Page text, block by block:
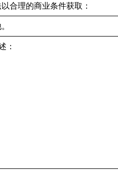
合理的商业条件获取：
：